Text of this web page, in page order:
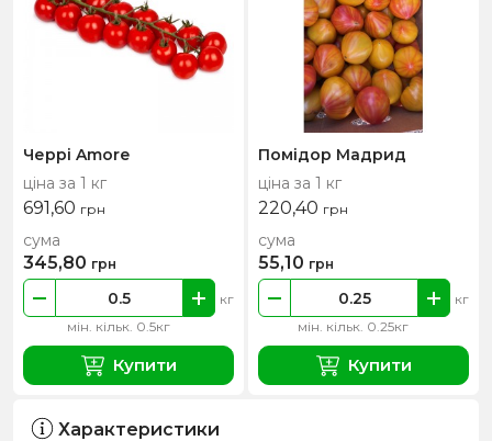
Черрі Amore
ціна за 1 кг
691,60 грн
мін. кільк. 0.5кг
кг
сума
345,80 грн
Купити
Помідор Мадрид
ціна за 1 кг
220,40 грн
мін. кільк. 0.25кг
кг
сума
55,10 грн
Купити
Характеристики